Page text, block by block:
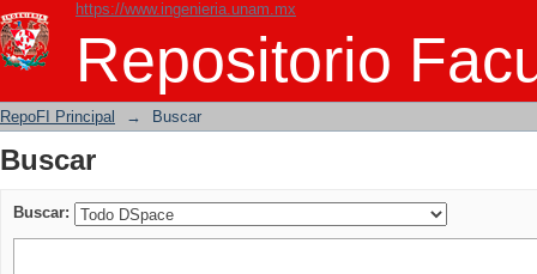
https://www.ingenieria.unam.mx
Repositorio
Buscar
RepoFI Principal → Buscar
Buscar
Buscar: